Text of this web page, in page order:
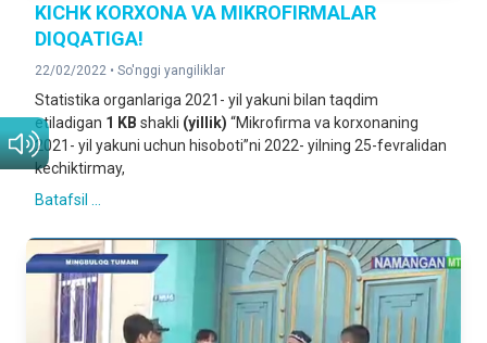
KICHK KORXONA VA MIKROFIRMALAR
DIQQATIGA!
22/02/2022 • So'nggi yangiliklar
Statistika organlariga 2021- yil yakuni bilan taqdim
etiladigan 1 KB shakli (yillik) “Mikrofirma va korxonaning
2021- yil yakuni uchun hisoboti”ni 2022- yilning 25-fevralidan
kechiktirmay,
Batafsil ...